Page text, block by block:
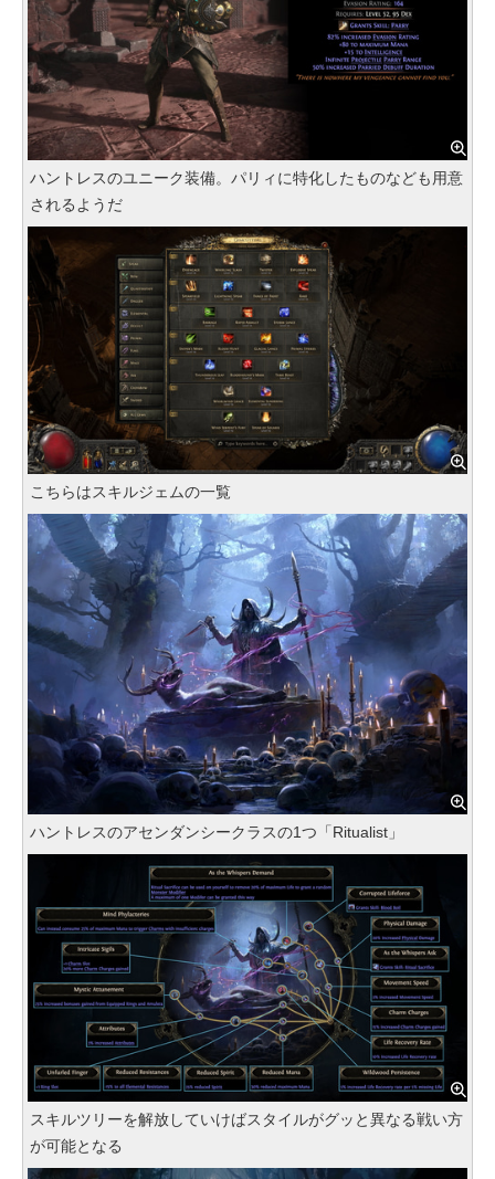
ハントレスのユニーク装備。パリィに特化したものなども用意
されるようだ
こちらはスキルジェムの一覧
ハントレスのアセンダンシークラスの1つ「Ritualist」
スキルツリーを解放していけばスタイルがグッと異なる戦い方
が可能となる